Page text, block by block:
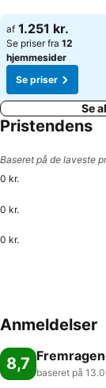
Se priser
af 1.251 kr.
Se priser fra 12
hjemmesider
Se priser
Se
Pristendens
Baseret på de laveste
0 kr.
0 kr.
0 kr.
Anmeldelser
8,7 baseret på